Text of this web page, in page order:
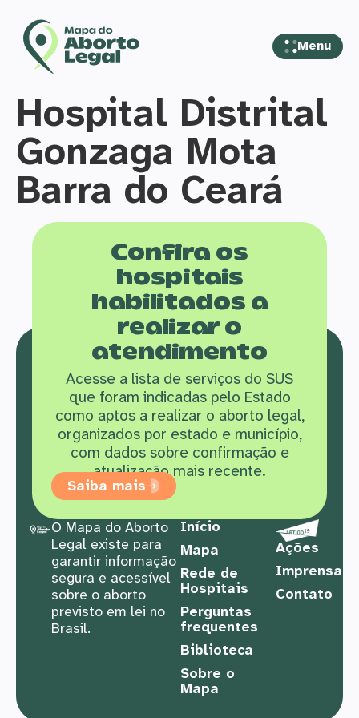
Menu
Hospital Distrital
Gonzaga Mota
Barra do Ceará
Confira os
hospitais
habilitados a
realizar o
atendimento
Acesse a lista de serviços do SUS
que foram indicadas pelo Estado
como aptos a realizar o aborto legal,
organizados por estado e município,
com dados sobre confirmação e
atualização mais recente.
Saiba mais
O Mapa do Aborto
Legal existe para
garantir informação
segura e acessível
sobre o aborto
previsto em lei no
Brasil.
Início
Mapa
Rede de
Hospitais
Perguntas
frequentes
Biblioteca
Sobre o
Mapa
Ações
Imprensa
Contato